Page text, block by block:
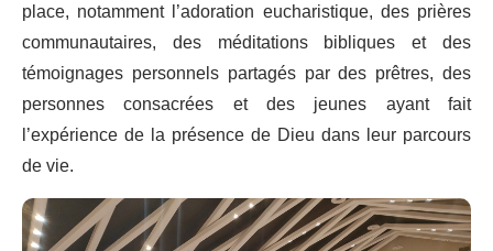
place, notamment l’adoration eucharistique, des prières
communautaires, des méditations bibliques et des
témoignages personnels partagés par des prêtres, des
personnes consacrées et des jeunes ayant fait
l’expérience de la présence de Dieu dans leur parcours
de vie.